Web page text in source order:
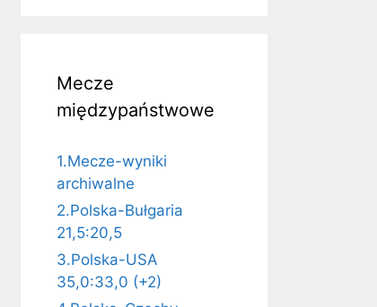
Mecze
międzypaństwowe
1.Mecze-wyniki
archiwalne
2.Polska-Bułgaria
21,5:20,5
3.Polska-USA
35,0:33,0 (+2)